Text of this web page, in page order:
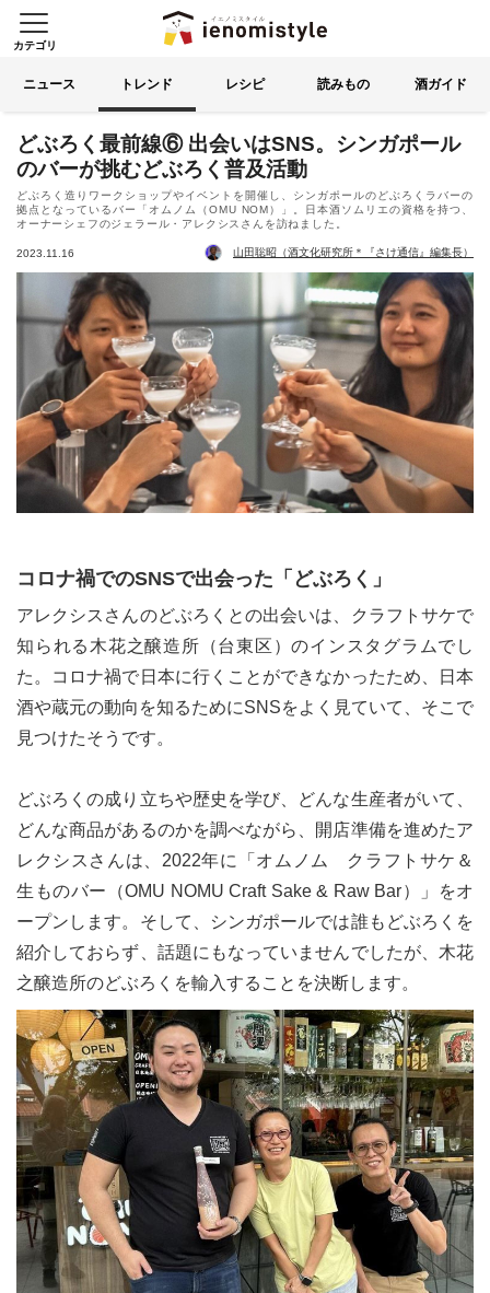
イエノミスタイル 家飲みを楽
カテゴリ
る
ニュース トレンド レシピ 読みもの 酒ガイド
どぶろく最前線⑥ 出会いはSNS。シンガポール
のバーが挑むどぶろく普及活動
どぶろく造りワークショップやイベントを開催し、シンガポールのどぶろくラバーの
拠点となっているバー「オムノム（OMU NOM）」。日本酒ソムリエの資格を持つ、
オーナーシェフのジェラール・アレクシスさんを訪ねました。
2023.11.16 山田聡昭（酒文化研究所＊『さけ通信』編集長）
コロナ禍でのSNSで出会った「どぶろく」
アレクシスさんのどぶろくとの出会いは、クラフトサケで
知られる木花之醸造所（台東区）のインスタグラムでし
た。コロナ禍で日本に行くことができなかったため、日本
酒や蔵元の動向を知るためにSNSをよく見ていて、そこで
見つけたそうです。
どぶろくの成り立ちや歴史を学び、どんな生産者がいて、
どんな商品があるのかを調べながら、開店準備を進めたア
レクシスさんは、2022年に「オムノム クラフトサケ＆
生ものバー（OMU NOMU Craft Sake & Raw Bar）」をオ
ープンします。そして、シンガポールでは誰もどぶろくを
紹介しておらず、話題にもなっていませんでしたが、木花
之醸造所のどぶろくを輸入することを決断します。